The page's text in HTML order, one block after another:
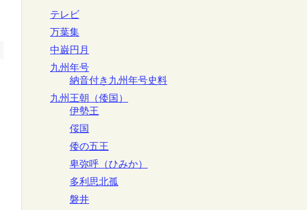
テレビ
万葉集
中巌円月
九州年号
納音付き九州年号史料
九州王朝（倭国）
伊勢王
俀国
倭の五王
卑弥呼（ひみか）
多利思北孤
磐井